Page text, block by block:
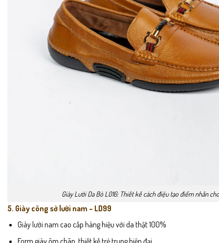
Giày Lười Da Bò L016: Thiết kế cách điệu tạo điểm nhấn
5. Giày công sở lười nam – LD99
Giày lười nam cao cấp hàng hiệu với da thật 100%